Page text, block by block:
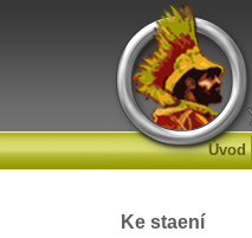
Úvod
Ke staení